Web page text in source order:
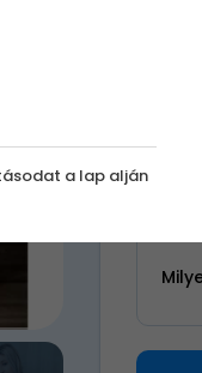
55
a lap alján